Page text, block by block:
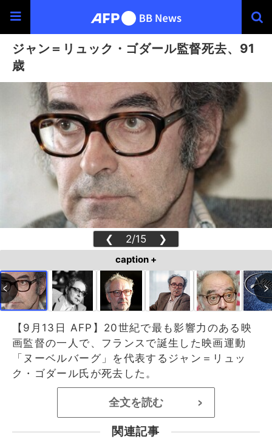
ジャン＝リュック・ゴダール監督死去、91
歳
❮ 2/15 ❯
caption +
【9月13日 AFP】20世紀で最も影響力のある映
画監督の一人で、フランスで誕生した映画運動
「ヌーベルバーグ」を代表するジャン＝リュッ
ク・ゴダール氏が死去した。
全文を読む >
関連記事